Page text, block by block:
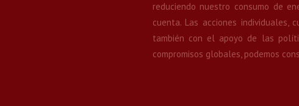
reduciendo nuestro consumo de
cuenta. Las acciones
también con el apoyo de las
compromisos globales, podemos